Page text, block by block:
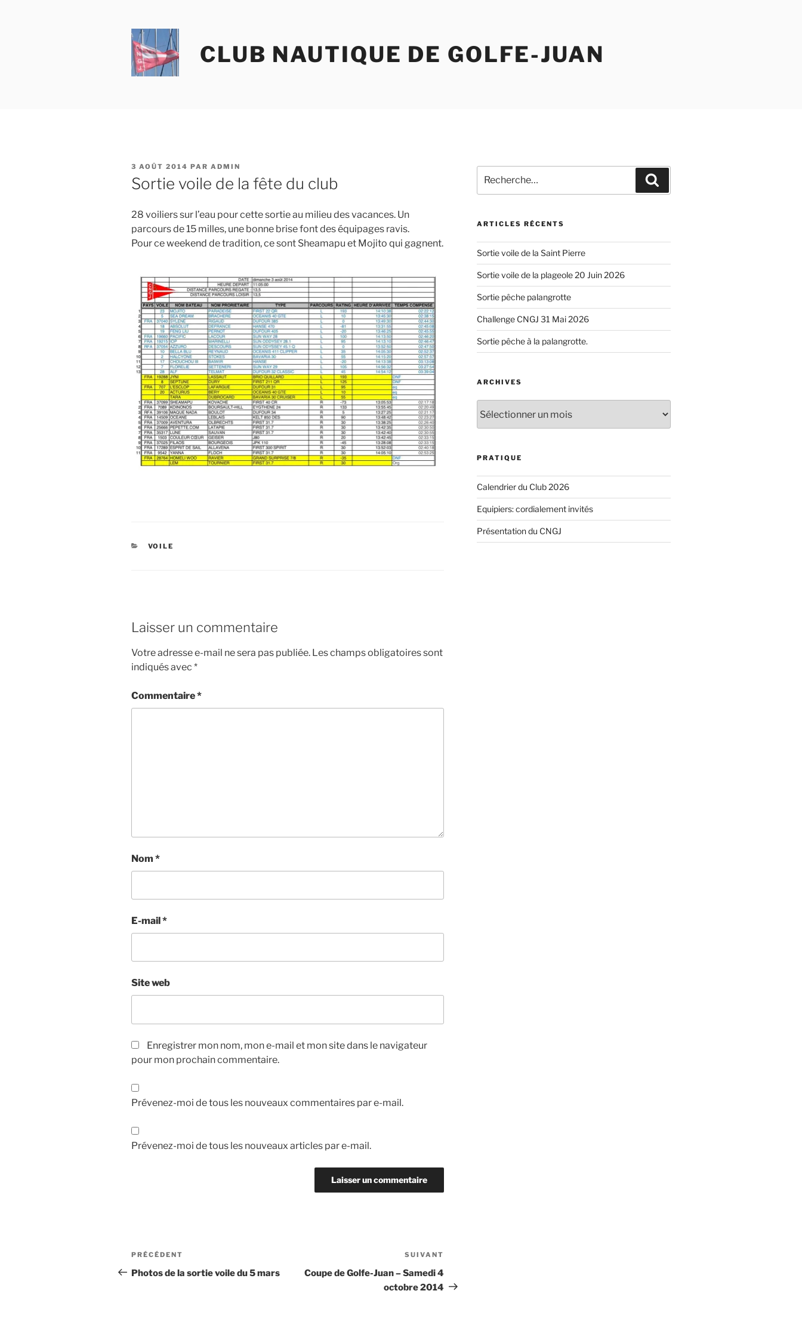
CLUB NAUTIQUE DE GOLFE-JUAN
PUBLIÉ
LE
3 AOÛT 2014 PAR ADMIN
Sortie voile de la fête du club
28 voiliers sur l’eau pour cette sortie au milieu des vacances. Un
parcours de 15 milles, une bonne brise font des équipages ravis.
Pour ce weekend de tradition, ce sont Sheamapu et Mojito qui gagnent.
CATÉGORIES
VOILE
Laisser un commentaire
Votre adresse e-mail ne sera pas publiée. Les champs obligatoires sont
indiqués avec *
Commentaire*
Nom *
E-mail*
Site web
Enregistrer mon nom, mon e-mail et mon site dans le navigateur
pour mon prochain commentaire.
Prévenez-moi de tous les nouveaux commentaires par e-mail.
Prévenez-moi de tous les nouveaux articles par e-mail.
Navigation
de
Article
précédent
PRÉCÉDENT
Photos de la sortie voile du 5 mars
SUIVANT
Coupe de Golfe-Juan – Samedi 4
octobre 2014
pour
:
ARTICLES RÉCENTS
Sortie voile de la Saint Pierre
Sortie voile de la plageole 20 Juin 2026
Sortie pêche palangrotte
Challenge CNGJ 31 Mai 2026
Sortie pêche à la palangrotte.
ARCHIVES
PRATIQUE
Calendrier du Club 2026
Equipiers: cordialement invités
Présentation du CNGJ